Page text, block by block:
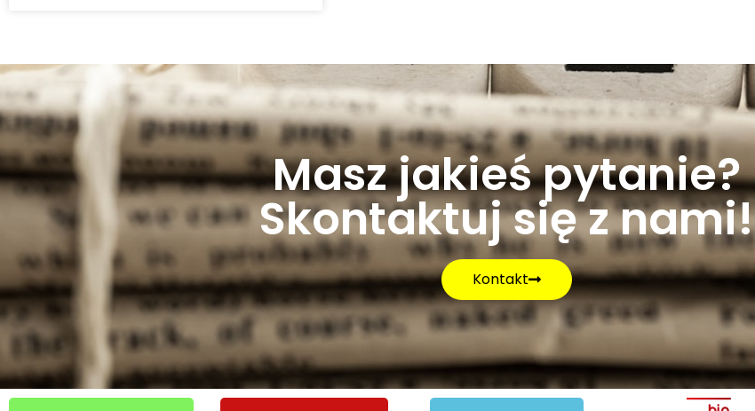
Masz jakieś pytanie?
Skontaktuj się z nami!
Kontakt